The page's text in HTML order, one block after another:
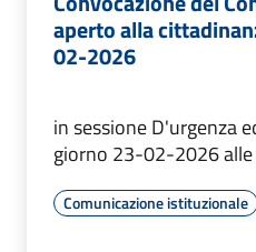
aperto alla
02-2026
in sessione D'urgenza
giorno 23-02-2026
Comunicazione istituzionale